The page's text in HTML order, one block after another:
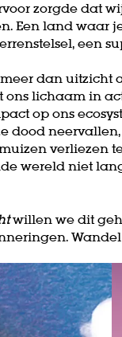
zorgde dat
Een land waar
een
dan uitzicht
ons lichaam in
op ons
dood
verliezen
wereld niet
willen we dit